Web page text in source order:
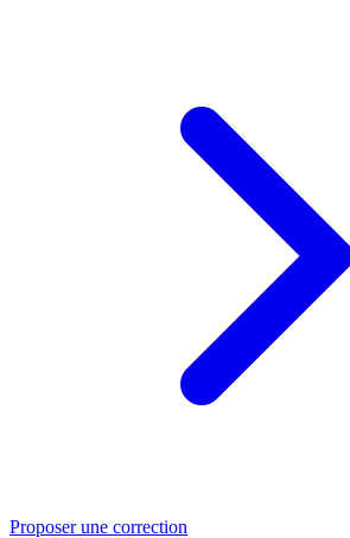
Proposer une correction